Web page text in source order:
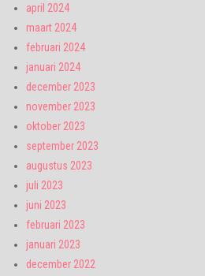
april 2024
maart 2024
februari 2024
januari 2024
december 2023
november 2023
oktober 2023
september 2023
augustus 2023
juli 2023
juni 2023
februari 2023
januari 2023
december 2022